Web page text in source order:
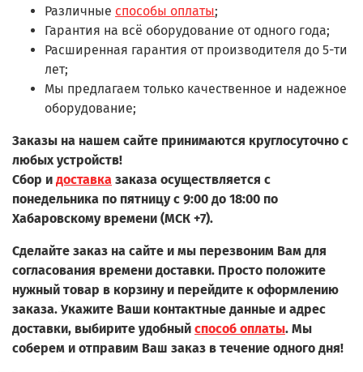
Различные способы оплаты;
Гарантия на всё оборудование от одного года;
Расширенная гарантия от производителя до 5-ти
лет;
Мы предлагаем только качественное и надежное
оборудование;
Заказы на нашем сайте принимаются круглосуточно с
любых устройств!
Сбор и доставка заказа осуществляется с
понедельника по пятницу с 9:00 до 18:00 по
Хабаровскому времени (МСК +7).
Сделайте заказ на сайте и мы перезвоним Вам для
согласования времени доставки. Просто положите
нужный товар в корзину и перейдите к оформлению
заказа. Укажите Ваши контактные данные и адрес
доставки, выбирите удобный способ оплаты. Мы
соберем и отправим Ваш заказ в течение одного дня!